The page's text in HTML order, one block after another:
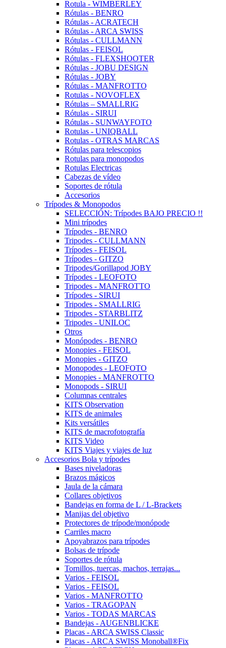
Rotula - WIMBERLEY
Rótulas - BENRO
Rótulas - ACRATECH
Rótulas - ARCA SWISS
Rótulas - CULLMANN
Rótulas - FEISOL
Rótulas - FLEXSHOOTER
Rótulas - JOBU DESIGN
Rótulas - JOBY
Rótulas - MANFROTTO
Rotulas - NOVOFLEX
Rótulas – SMALLRIG
Rótulas - SIRUI
Rótulas - SUNWAYFOTO
Rotulas - UNIQBALL
Rotulas - OTRAS MARCAS
Rótulas para telescopios
Rotulas para monopodos
Rotulas Electricas
Cabezas de vídeo
Soportes de rótula
Accesorios
Trípodes & Monopodos
SELECCIÓN: Trípodes BAJO PRECIO !!
Mini trípodes
Trípodes - BENRO
Tripodes - CULLMANN
Trípodes - FEISOL
Trípodes - GITZO
Tripodes/Gorillapod JOBY
Trípodes - LEOFOTO
Tripodes - MANFROTTO
Trípodes - SIRUI
Tripodes - SMALLRIG
Tripodes - STARBLITZ
Tripodes - UNILOC
Otros
Monópodes - BENRO
Monopies - FEISOL
Monopies - GITZO
Monopodes - LEOFOTO
Monopies - MANFROTTO
Monopods - SIRUI
Columnas centrales
KITS Observation
KITS de animales
Kits versátiles
KITS de macrofotografía
KITS Video
KITS Viajes y viajes de luz
Accesorios Bola y trípodes
Bases niveladoras
Brazos mágicos
Jaula de la cámara
Collares objetivos
Bandejas en forma de L / L-Brackets
Manijas del objetivo
Protectores de trípode/monópode
Carriles macro
Apoyabrazos para trípodes
Bolsas de trípode
Soportes de rótula
Tornillos, tuercas, machos, terrajas...
Varios - FEISOL
Varios - FEISOL
Varios - MANFROTTO
Varios - TRAGOPAN
Varios - TODAS MARCAS
Bandejas - AUGENBLICKE
Placas - ARCA SWISS Classic
Placas - ARCA SWISS Monoball®Fix